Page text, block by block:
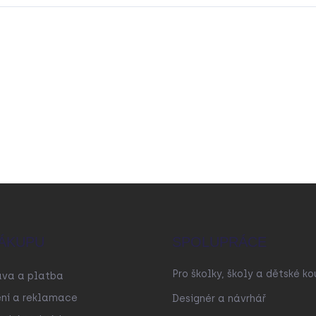
a platba
a reklamace
SPOLUPRÁCE
Pro školky, školy a dětské
Designér a návrhář